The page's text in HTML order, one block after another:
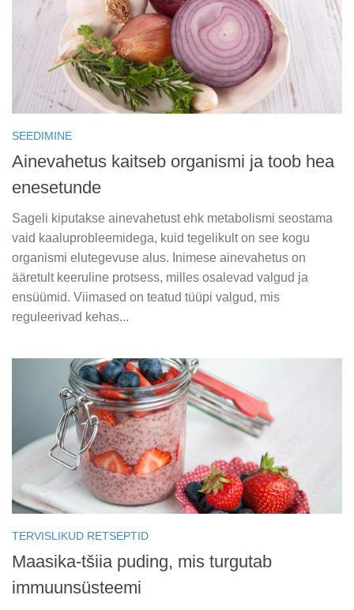
SEEDIMINE
Ainevahetus kaitseb organismi ja toob hea
enesetunde
Sageli kiputakse ainevahetust ehk metabolismi seostama
vaid kaaluprobleemidega, kuid tegelikult on see kogu
organismi elutegevuse alus. Inimese ainevahetus on
ääretult keeruline protsess, milles osalevad valgud ja
ensüümid. Viimased on teatud tüüpi valgud, mis
reguleerivad kehas...
TERVISLIKUD RETSEPTID
Maasika-tšiia puding, mis turgutab
immuunsüsteemi